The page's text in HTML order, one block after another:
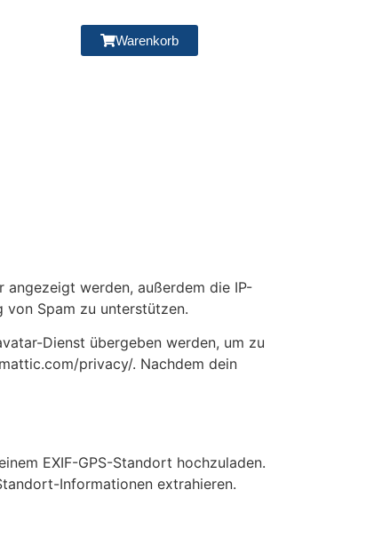
Warenkorb
angezeigt werden, außerdem die IP-
Spam zu unterstützen.
Dienst übergeben werden, um zu
privacy/. Nachdem dein
EXIF-GPS-Standort hochzuladen.
Informationen extrahieren.